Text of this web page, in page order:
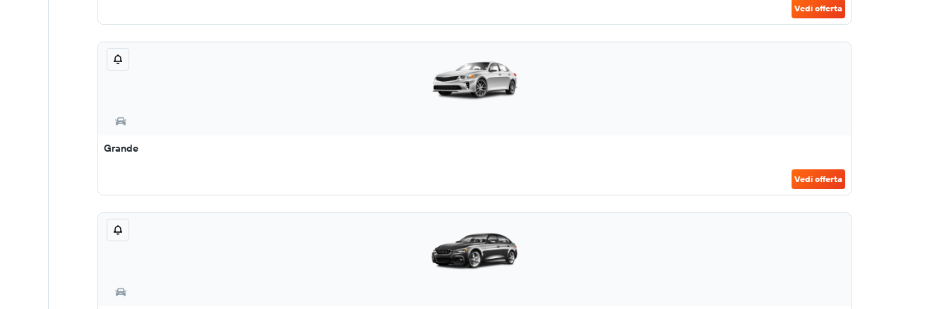
Vedi offerta
Grande
Vedi offerta